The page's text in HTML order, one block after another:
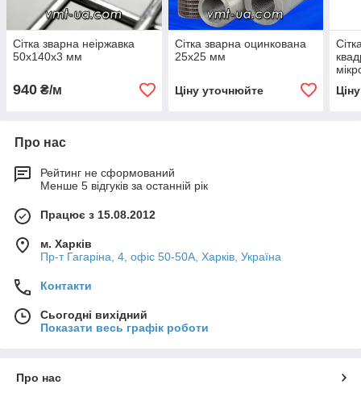
Сітка зварна неіржавка
50х140х3 мм
940 ₴/м
Сітка зварна оцинкована
25х25 мм
Ціну уточнюйте
Про нас
Рейтинг не сформований
Менше 5 відгуків за останній рік
Працює з 15.08.2012
м. Харків
Пр-т Гагаріна, 4, офіс 50-50A, Харків, Україна
Контакти
Сьогодні вихідний
Показати весь графік роботи
Про нас